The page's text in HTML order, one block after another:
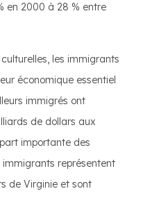
en 2000 à 28 % entre
les immigrants
économique essentiel
immigrés ont
de dollars aux
importante des
représentent
de Virginie et sont